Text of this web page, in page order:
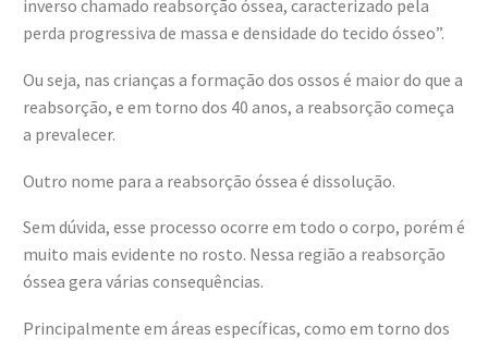
inverso chamado reabsorção óssea, caracterizado pela
perda progressiva de massa e densidade do tecido ósseo”.
Ou seja, nas crianças a formação dos ossos é maior do que a
reabsorção, e em torno dos 40 anos, a reabsorção começa
a prevalecer.
Outro nome para a reabsorção óssea é dissolução.
Sem dúvida, esse processo ocorre em todo o corpo, porém é
muito mais evidente no rosto. Nessa região a reabsorção
óssea gera várias consequências.
Principalmente em áreas específicas, como em torno dos